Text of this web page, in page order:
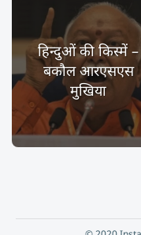
हिन्दुओं की किस्में –
बकौल आरएसएस
मुखिया